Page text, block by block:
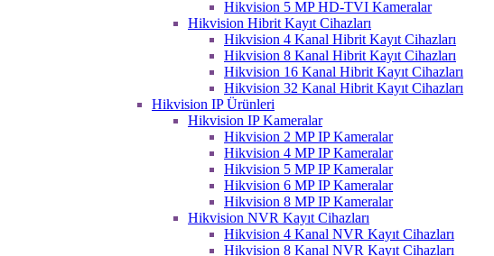
Hikvision 5 MP HD-TVI Kameralar
Hikvision Hibrit Kayıt Cihazları
Hikvision 4 Kanal Hibrit Kayıt Cihazları
Hikvision 8 Kanal Hibrit Kayıt Cihazları
Hikvision 16 Kanal Hibrit Kayıt Cihazları
Hikvision 32 Kanal Hibrit Kayıt Cihazları
Hikvision IP Ürünleri
Hikvision IP Kameralar
Hikvision 2 MP IP Kameralar
Hikvision 4 MP IP Kameralar
Hikvision 5 MP IP Kameralar
Hikvision 6 MP IP Kameralar
Hikvision 8 MP IP Kameralar
Hikvision NVR Kayıt Cihazları
Hikvision 4 Kanal NVR Kayıt Cihazları
Hikvision 8 Kanal NVR Kayıt Cihazları